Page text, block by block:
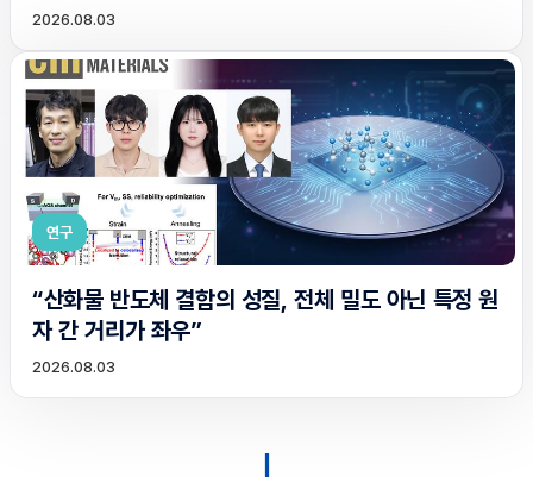
2026.08.03
연구
“산화물 반도체 결함의 성질, 전체 밀도 아닌 특정 원
자 간 거리가 좌우”
2026.08.03